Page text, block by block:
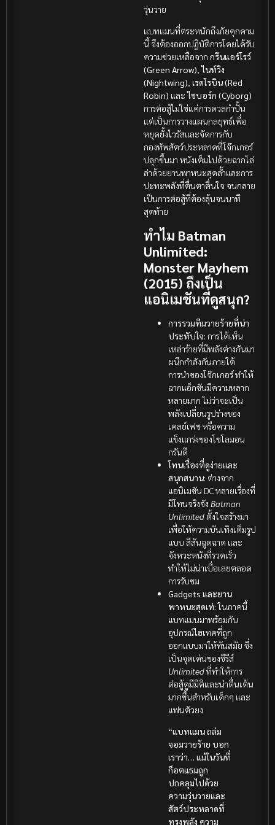
วุ่นวาย
แบทแมนที่ตระหนักถึงภัยคุกคาม
นี้ จึงต้องออกปฏิบัติการโดยได้รับ
ความช่วยเหลือจาก กรีนแอร์โรว์
(Green Arrow),ไนท์วิง
(Nightwing), เรดโรบิน (Red
Robin) และไซบอร์ก (Cyborg)
การต่อสู้ไม่ใช่แค่การดวลกำปั้น
แต่เป็นการวางแผนกลยุทธ์เพื่อ
หยุดยั้งไวรัสและจัดการกับ
กองทัพสัตว์ประหลาดที่โจ๊กเกอร์
ปลุกขึ้นมา หนังเต็มไปด้วยฉากไล่
ล่าด้วยยานพาหนะสุดล้ำและการ
ปะทะพลังที่ตื่นตาตื่นใจ จนกลาย
เป็นการต่อสู้ที่ต้องลุ้นจนนาที
สุดท้าย
ทำไม Batman
Unlimited:
Monster Mayhem
(2015) ถึงเป็น
แอนิเมชันที่ดูสนุก?
การรวมทีมวายร้ายที่น่า
ประทับใจ: การได้เห็น
เหล่าร้ายที่มีพลังต่างกันมา
ผนึกกำลังกันภายใต้
การนำของโจ๊กเกอร์ ทำให้
ฉากแอ็กชันมีความหลาก
หลายมาก ไม่ว่าจะเป็น
พลังเปลี่ยนรูปร่างของ
เคลย์เฟซ หรือความ
แข็งแกร่งของโซโลมอน
กรันดี
โทนเรื่องที่ดูง่ายและ
สนุกสนาน: ต่างจาก
แอนิเมชัน DC หลายเรื่องที่
มีโทนจริงจัง Batman
Unlimited ตั้งใจสร้างมา
เพื่อให้ความบันเทิงเต็มรูป
แบบ สีสันฉูดฉาด และ
จังหวะหนังที่รวดเร็ว
ทำให้ไม่น่าเบื่อเลยตลอด
การรับชม
Gadgets และยาน
พาหนะสุดเท่:ในภาคนี้
แบทแมนมาพร้อมกับ
อุปกรณ์ไฮเทคที่ถูก
ออกแบบมาให้ทันสมัย ซึ่ง
เป็นจุดเด่นของซีรีส์
Unlimitedที่ทำให้การ
ต่อสู้ดูมีมิติและน่าตื่นเต้น
มากขึ้นสำหรับเด็กๆ และ
แฟนตัวยง
“แบทแมน ถล่ม
จอมวายร้าย บอก
เราว่า… แม้ในวันที่
ก็อตแธมถูก
ปกคลุมไปด้วย
ความวุ่นวายและ
สัตว์ประหลาดที่
ทรงพลัง ความ